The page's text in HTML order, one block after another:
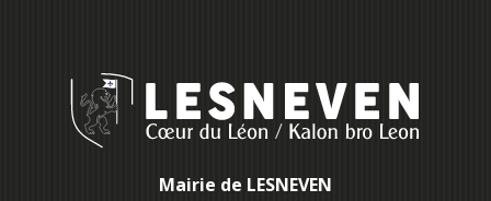
Mairie de LESNEVEN